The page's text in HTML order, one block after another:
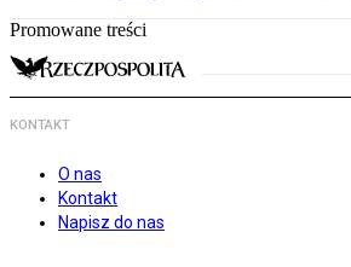
Promowane treści
KONTAKT
O nas
Kontakt
Napisz do nas